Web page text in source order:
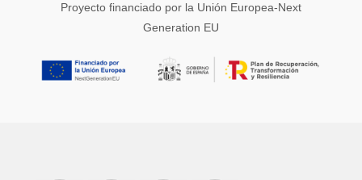
Proyecto financiado por la Unión Europea-Next
Generation EU